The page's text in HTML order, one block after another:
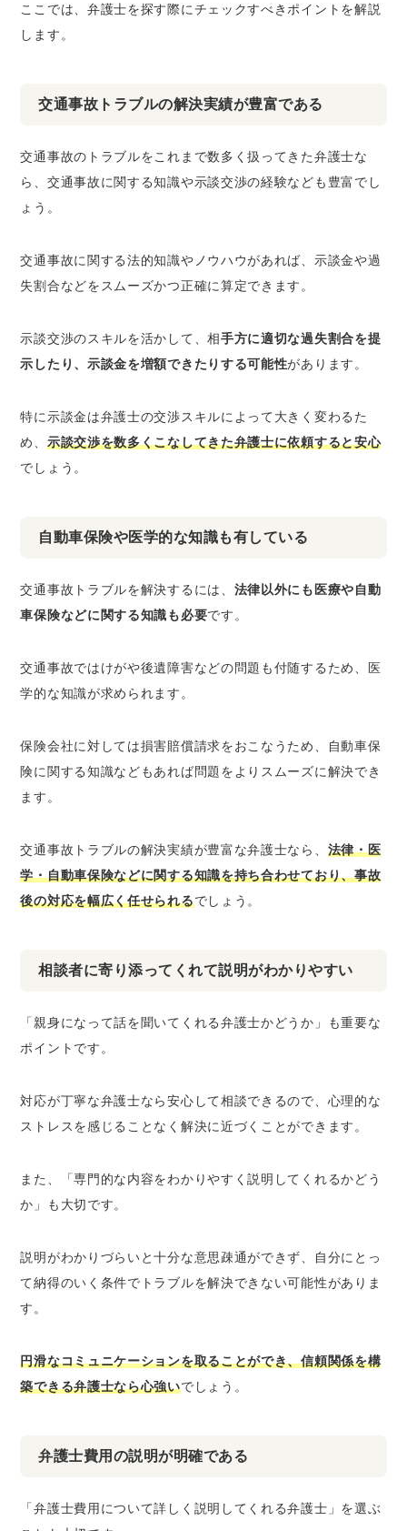
ここでは、弁護士を探す際にチェックすべきポイントを解説
します。
交通事故トラブルの解決実績が豊富である
交通事故のトラブルをこれまで数多く扱ってきた弁護士な
ら、交通事故に関する知識や示談交渉の経験なども豊富でし
ょう。
交通事故に関する法的知識やノウハウがあれば、示談金や過
失割合などをスムーズかつ正確に算定できます。
示談交渉のスキルを活かして、相手方に適切な過失割合を提
示したり、示談金を増額できたりする可能性があります。
特に示談金は弁護士の交渉スキルによって大きく変わるた
め、 示談交渉を数多くこなしてきた弁護士に依頼すると安心
でしょう。
自動車保険や医学的な知識も有している
交通事故トラブルを解決するには、 法律以外にも医療や自動
車保険などに関する知識も必要です。
交通事故ではけがや後遺障害などの問題も付随するため、医
学的な知識が求められます。
保険会社に対しては損害賠償請求をおこなうため、自動車保
険に関する知識などもあれば問題をよりスムーズに解決でき
ます。
交通事故トラブルの解決実績が豊富な弁護士なら、 法律・医
学・自動車保険などに関する知識を持ち合わせており、事故
後の対応を幅広く任せられるでしょう。
相談者に寄り添ってくれて説明がわかりやすい
「親身になって話を聞いてくれる弁護士かどうか」も重要な
ポイントです。
対応が丁寧な弁護士なら安心して相談できるので、心理的な
ストレスを感じることなく解決に近づくことができます。
また、「専門的な内容をわかりやすく説明してくれるかどう
か」も大切です。
説明がわかりづらいと十分な意思疎通ができず、自分にとっ
て納得のいく条件でトラブルを解決できない可能性がありま
す。
円滑なコミュニケーションを取ることができ、信頼関係を構
築できる弁護士なら心強いでしょう。
弁護士費用の説明が明確である
「弁護士費用について詳しく説明してくれる弁護士」を選ぶ